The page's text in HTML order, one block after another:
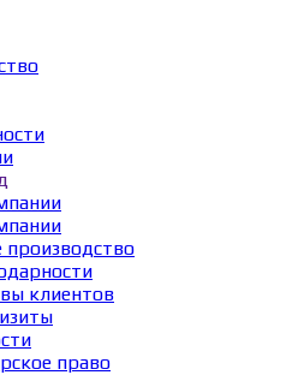
производство
клиентов
право